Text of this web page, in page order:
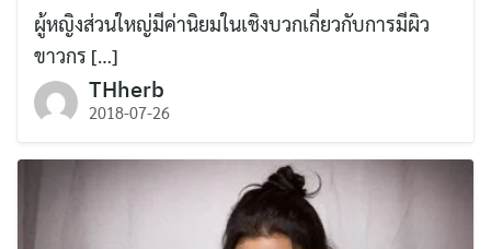
ผู้หญิงส่วนใหญ่มีค่านิยมในเชิงบวกเกี่ยวกับการมีผิว
ขาวกร […]
THherb
2018-07-26